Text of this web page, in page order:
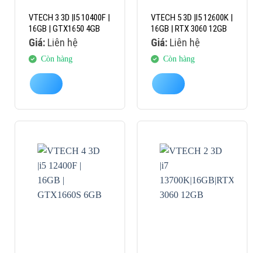
VTECH 3 3D |I5 10400F |
16GB | GTX1650 4GB
Giá:Liên hệ
Còn hàng
VTECH 5 3D |I5 12600K |
16GB | RTX 3060 12GB
Giá:Liên hệ
Còn hàng